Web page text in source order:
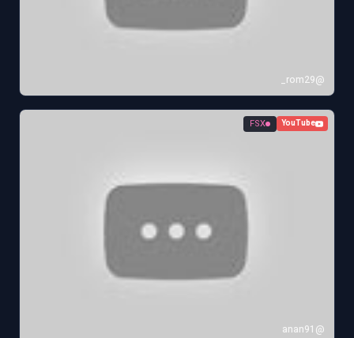
@rom29_
YouTube
FSX
@anan91